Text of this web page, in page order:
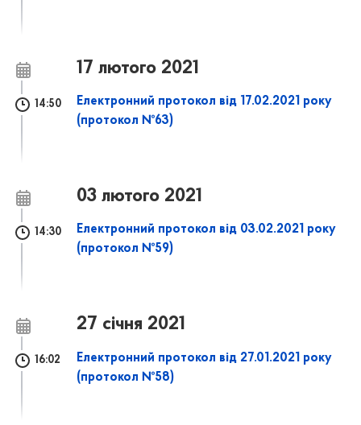
17 лютого 2021
14:50
Електронний протокол від 17.02.2021 року
(протокол №63)
03 лютого 2021
14:30
Електронний протокол від 03.02.2021 року
(протокол №59)
27 січня 2021
16:02
Електронний протокол від 27.01.2021 року
(протокол №58)